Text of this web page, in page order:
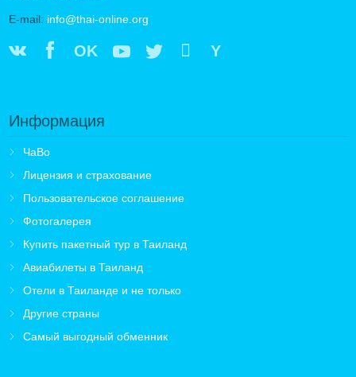
E-mail: info@thai-online.org
OK Y
Информация
ЧаВо
Лицензия и страхование
Пользовательское соглашение
Фотогалерея
Купить пакетный тур в Таиланд
Авиабилеты в Таиланд
Отели в Таиланде и не только
Другие страны
Самый выгодный обменник